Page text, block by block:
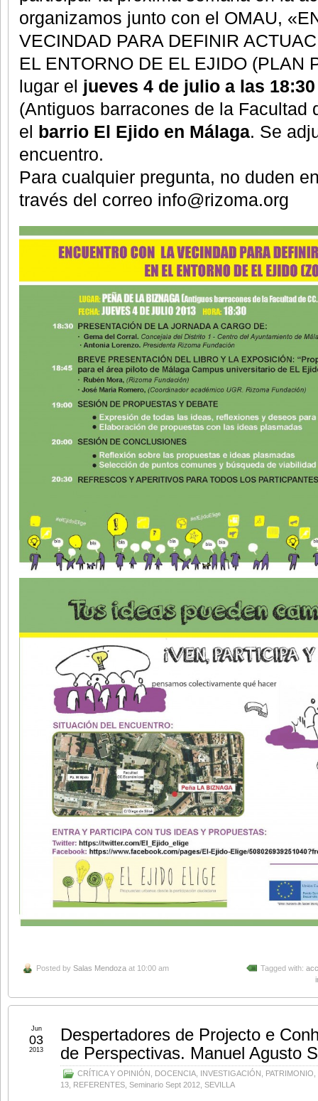
organizamos junto con el OMAU,
VECINDAD PARA DEFINIR
EL ENTORNO DE EL EJIDO (PLAN
lugar el jueves 4 de julio a las
(Antiguos barracones de la Facultad
el barrio El Ejido en Málaga. Se
encuentro.
Para cualquier pregunta, no duden
través del correo info@rizoma.org
Posted by Salas Mendoza at 10:00 am Tagged with:
Despertadores de Projecto e
de Perspectivas. Manuel Agusto
CRÍTICA Y OPINIÓN DOCENCIA INVESTIGACIÓN PATRIMONIO
13 REFERENTES Seminario Sept 2012 SEVILLA
Jun
03
2013